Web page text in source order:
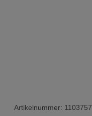
Artikelnummer: 1103757